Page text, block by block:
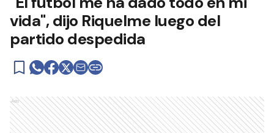
vida", dijo Riquelme luego del
partido despedida
Ads